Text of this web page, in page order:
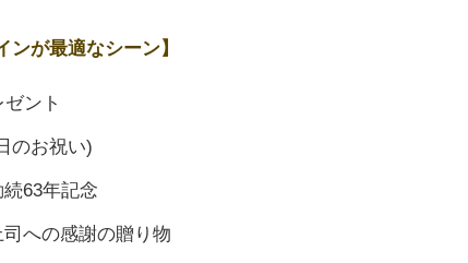
ンが最適なシーン】
ント
のお祝い)
63年記念
への感謝の贈り物